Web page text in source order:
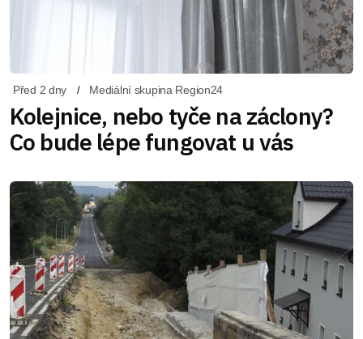
Před 2 dny Mediální skupina Region24
Kolejnice, nebo tyče na záclony?
Co bude lépe fungovat u vás